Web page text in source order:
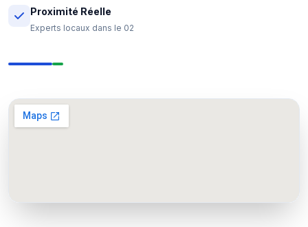
Proximité Réelle
Experts locaux dans le 02